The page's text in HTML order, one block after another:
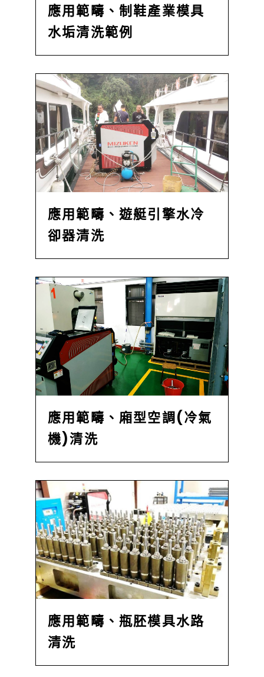
應用範疇、制鞋產業模具
水垢清洗範例
應用範疇、遊艇引擎水冷
卻器清洗
應用範疇、廂型空調(冷氣
機)清洗
應用範疇、瓶胚模具水路
清洗